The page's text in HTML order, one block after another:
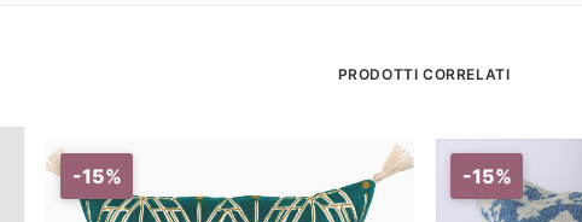
PRODOTTI CORRELATI
-15% -15%